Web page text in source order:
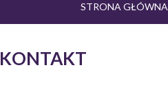
STRONA GŁÓWNA
KONTAKT